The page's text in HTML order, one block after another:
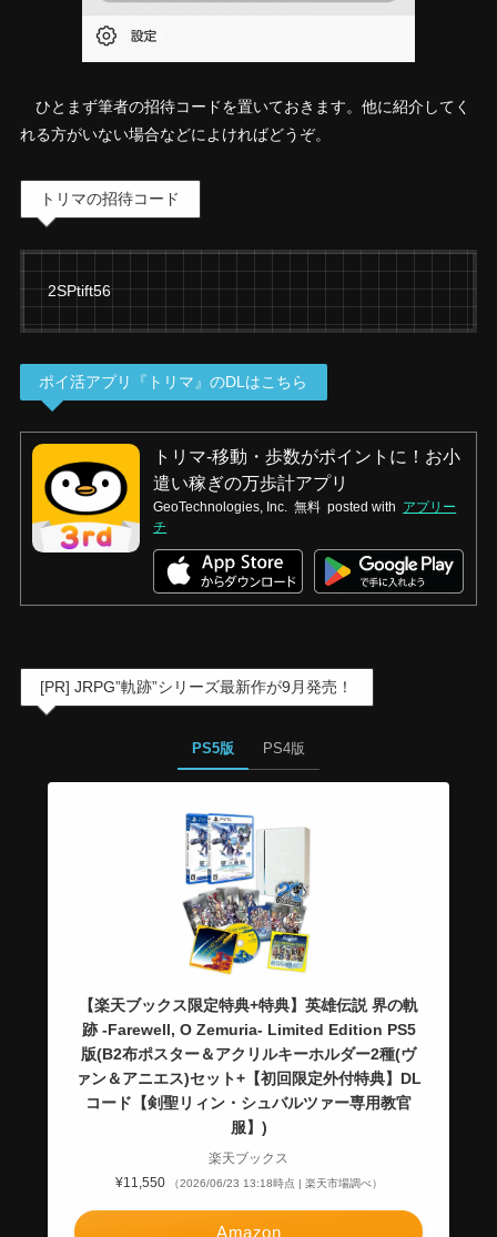
ひとまず筆者の招待コードを置いておきます。他に紹介してく
れる方がいない場合などによければどうぞ。
トリマの招待コード
2SPtift56
ポイ活アプリ『トリマ』のDLはこちら
トリマ-移動・歩数がポイントに！お小
遣い稼ぎの万歩計アプリ
GeoTechnologies, Inc. 無料 posted with アプリー
チ
[PR] JRPG”軌跡”シリーズ最新作が9月発売！
PS5版 PS4版
【楽天ブックス限定特典+特典】英雄伝説 界の軌
跡 -Farewell, O Zemuria- Limited Edition PS5
版(B2布ポスター＆アクリルキーホルダー2種(ヴ
ァン＆アニエス)セット+【初回限定外付特典】DL
コード【剣聖リィン・シュバルツァー専用教官
服】)
楽天ブックス
¥11,550
（2026/06/23 13:18時点 | 楽天市場調べ）
Amazon